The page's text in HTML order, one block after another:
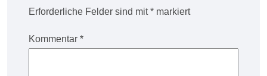
Erforderliche Felder sind mit* markiert
Kommentar *